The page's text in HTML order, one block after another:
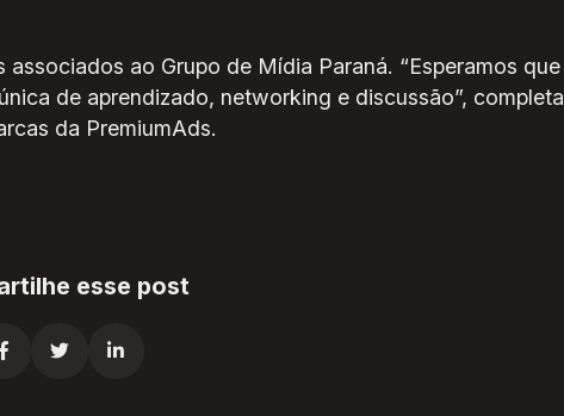
ao Grupo de Mídia Paraná. “Esperamos que
de aprendizado, networking e discussão”, completa
da PremiumAds.
esse post
 